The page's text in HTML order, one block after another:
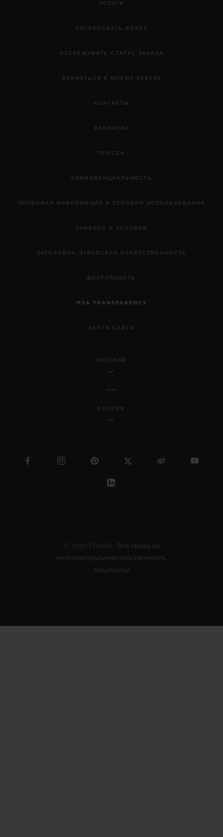
УСЛУГИ
СОГЛАСОВАТЬ ВИЗИТ
ОТСЛЕЖИВАТЬ СТАТУС ЗАКАЗА
ВЕРНУТЬСЯ К МОЕМУ ЗАКАЗУ
КОНТАКТЫ
ВАКАНСИИ
ПРЕССА
КОНФИДЕНЦИАЛЬНОСТЬ
ПРАВОВАЯ ИНФОРМАЦИЯ И УСЛОВИЯ ИСПОЛЬЗОВАНИЯ
ПРАВИЛА И УСЛОВИЯ
ЗАГОЛОВОК ЭТИЧЕСКАЯ ОТВЕТСТВЕННОСТЬ
ДОСТУПНОСТЬ
MSA TRANSPARENCY
КАРТА САЙТА
РУССКИЙ
РОССИЯ
© 2026 Hublot - Все права на
интеллектуальную собственность
защищены